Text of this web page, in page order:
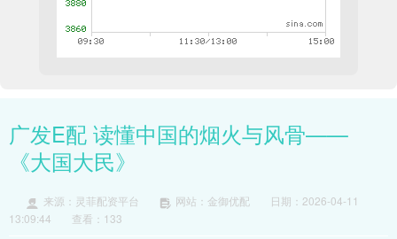
广发E配 读懂中国的烟火与风骨——
《大国大民》
来源：灵菲配资平台 网站：金御优配
日期：2026-04-11
13:09:44
查看：133